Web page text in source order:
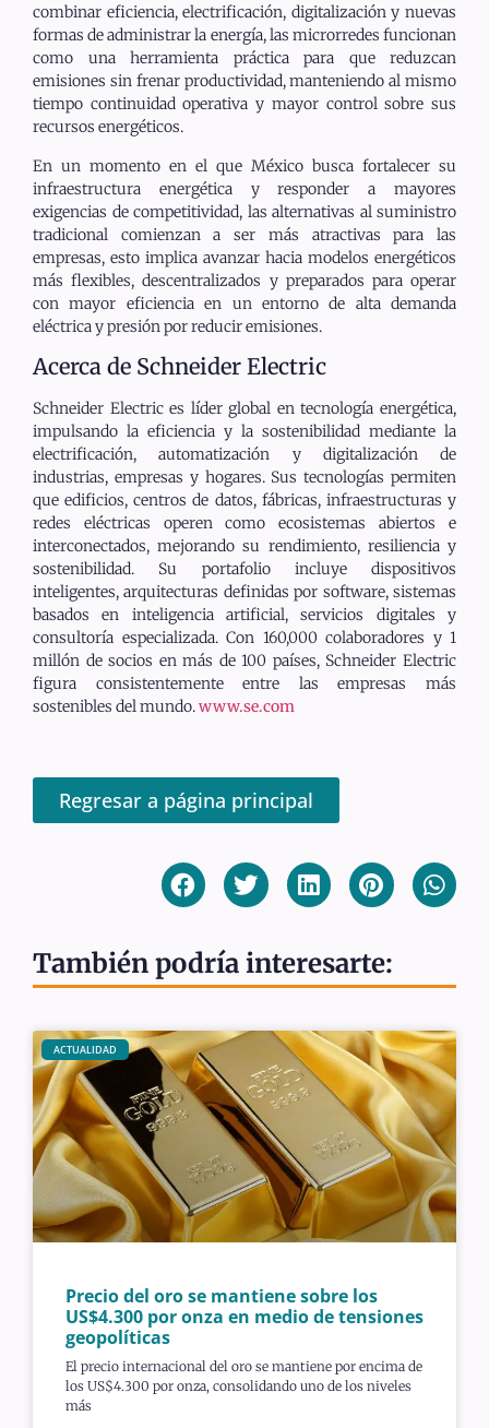
combinar eficiencia, electrificación, digitalización y nuevas
formas de administrar la energía, las microrredes funcionan
como una herramienta práctica para que reduzcan
emisiones sin frenar productividad, manteniendo al mismo
tiempo continuidad operativa y mayor control sobre sus
recursos energéticos.
En un momento en el que México busca fortalecer su
infraestructura energética y responder a mayores
exigencias de competitividad, las alternativas al suministro
tradicional comienzan a ser más atractivas para las
empresas, esto implica avanzar hacia modelos energéticos
más flexibles, descentralizados y preparados para operar
con mayor eficiencia en un entorno de alta demanda
eléctrica y presión por reducir emisiones.
Acerca de Schneider Electric
Schneider Electric es líder global en tecnología energética,
impulsando la eficiencia y la sostenibilidad mediante la
electrificación, automatización y digitalización de
industrias, empresas y hogares. Sus tecnologías permiten
que edificios, centros de datos, fábricas, infraestructuras y
redes eléctricas operen como ecosistemas abiertos e
interconectados, mejorando su rendimiento, resiliencia y
sostenibilidad. Su portafolio incluye dispositivos
inteligentes, arquitecturas definidas por software, sistemas
basados en inteligencia artificial, servicios digitales y
consultoría especializada. Con 160,000 colaboradores y 1
millón de socios en más de 100 países, Schneider Electric
figura consistentemente entre las empresas más
sostenibles del mundo.www.se.com
Regresar a página principal
También podría interesarte:
ACTUALIDAD
Precio del oro se mantiene sobre los
US$4.300 por onza en medio de tensiones
geopolíticas
El precio internacional del oro se mantiene por encima de
los US$4.300 por onza, consolidando uno de los niveles
más